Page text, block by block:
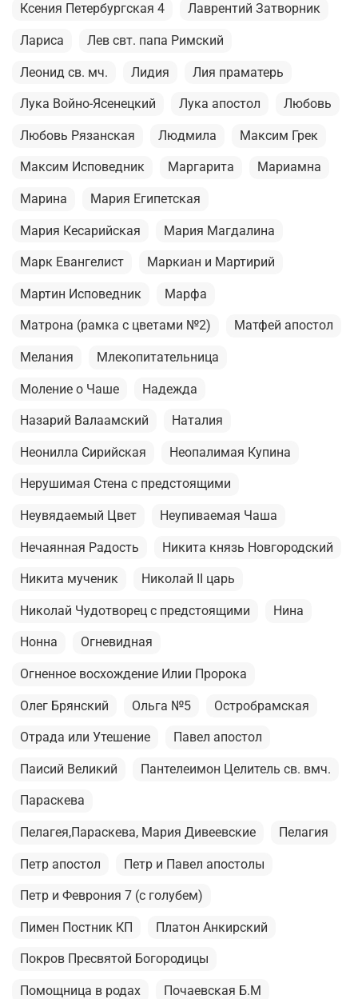
Ксения Петербургская 4 Лаврентий Затворник
Лариса Лев свт. папа Римский
Леонид св. мч. Лидия Лия праматерь
Лука Войно-Ясенецкий Лука апостол Любовь
Любовь Рязанская Людмила Максим Грек
Максим Исповедник Маргарита Мариамна
Марина Мария Египетская
Мария Кесарийская Мария Магдалина
Марк Евангелист Маркиан и Мартирий
Мартин Исповедник Марфа
Матрона (рамка с цветами №2) Матфей апостол
Мелания Млекопитательница
Моление о Чаше Надежда
Назарий Валаамский Наталия
Неонилла Сирийская Неопалимая Купина
Нерушимая Стена с предстоящими
Неувядаемый Цвет Неупиваемая Чаша
Нечаянная Радость Никита князь Новгородский
Никита мученик Николай II царь
Николай Чудотворец с предстоящими Нина
Нонна Огневидная
Огненное восхождение Илии Пророка
Олег Брянский Ольга №5 Остробрамская
Отрада или Утешение Павел апостол
Паисий Великий Пантелеимон Целитель св. вмч.
Параскева
Пелагея,Параскева, Мария Дивеевские Пелагия
Петр апостол Петр и Павел апостолы
Петр и Феврония 7 (с голубем)
Пимен Постник КП Платон Анкирский
Покров Пресвятой Богородицы
Помощница в родах Почаевская Б.М